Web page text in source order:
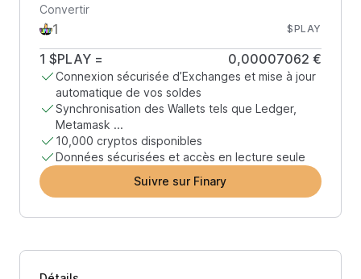
Convertir
$PLAY
1 $PLAY = 0,00007062 €
Connexion sécurisée d’Exchanges et mise à jour
automatique de vos soldes
Synchronisation des Wallets tels que Ledger,
Metamask ...
10,000 cryptos disponibles
Données sécurisées et accès en lecture seule
Suivre sur Finary